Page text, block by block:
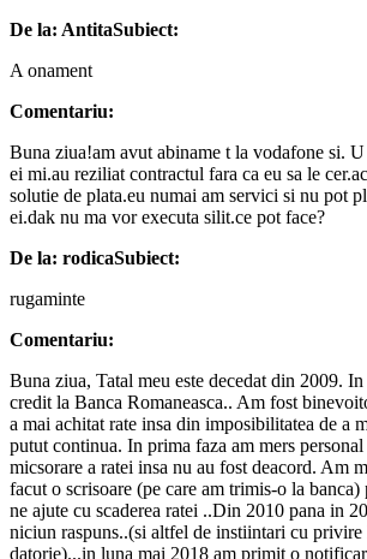
De la: AntitaSubiect:
A onament
Comentariu:
Buna ziua!am avut abiname t la vodafone si.
ei mi.au reziliat contractul fara ca eu sa le
solutie de plata.eu numai am servici si nu pot
ei.dak nu ma vor executa silit.ce pot face?
De la: rodicaSubiect:
rugaminte
Comentariu:
Buna ziua, Tatal meu este decedat din 2009.
credit la Banca Romaneasca.. Am fost
a mai achitat rate insa din imposibilitatea de a
putut continua. In prima faza am mers personal
micsorare a ratei insa nu au fost deacord. Am
facut o scrisoare (pe care am trimis-o la banca)
ne ajute cu scaderea ratei ..Din 2010 pana in
niciun raspuns..(si altfel de instiintari cu privire
datorie)...in luna mai 2018 am primit o